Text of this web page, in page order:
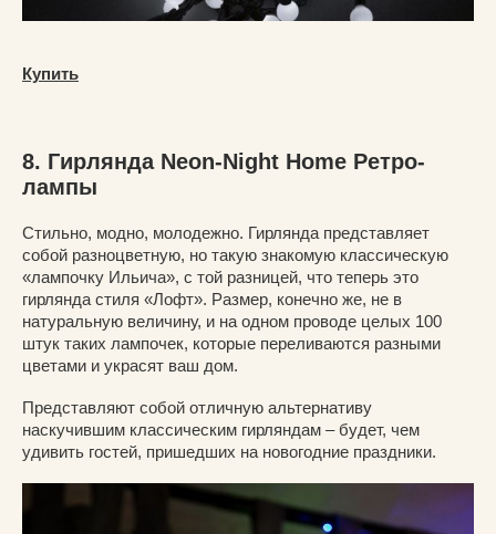
Купить
8. Гирлянда Neon-Night Home Ретро-
лампы
Стильно, модно, молодежно. Гирлянда представляет
собой разноцветную, но такую знакомую классическую
«лампочку Ильича», с той разницей, что теперь это
гирлянда стиля «Лофт». Размер, конечно же, не в
натуральную величину, и на одном проводе целых 100
штук таких лампочек, которые переливаются разными
цветами и украсят ваш дом.
Представляют собой отличную альтернативу
наскучившим классическим гирляндам – будет, чем
удивить гостей, пришедших на новогодние праздники.